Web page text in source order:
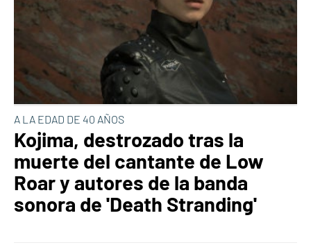
A LA EDAD DE 40 AÑOS
Kojima, destrozado tras la
muerte del cantante de Low
Roar y autores de la banda
sonora de 'Death Stranding'